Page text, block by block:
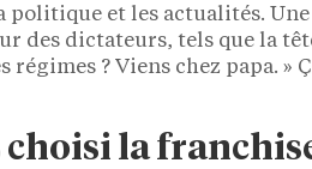
et les actualités. Une
des dictateurs, tels que la
régimes ? Viens chez papa. »
la